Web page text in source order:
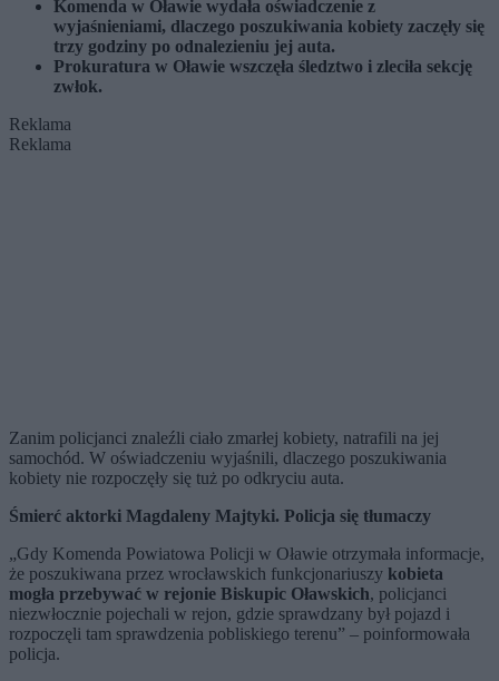
Komenda w Oławie wydała oświadczenie z
wyjaśnieniami, dlaczego poszukiwania kobiety zaczęły się
trzy godziny po odnalezieniu jej auta.
Prokuratura w Oławie wszczęła śledztwo i zleciła sekcję
zwłok.
Reklama
Reklama
Zanim policjanci znaleźli ciało zmarłej kobiety, natrafili na jej
samochód. W oświadczeniu wyjaśnili, dlaczego poszukiwania
kobiety nie rozpoczęły się tuż po odkryciu auta.
Śmierć aktorki Magdaleny Majtyki. Policja się tłumaczy
„Gdy Komenda Powiatowa Policji w Oławie otrzymała informacje,
że poszukiwana przez wrocławskich funkcjonariuszy kobieta
mogła przebywać w rejonie Biskupic Oławskich, policjanci
niezwłocznie pojechali w rejon, gdzie sprawdzany był pojazd i
rozpoczęli tam sprawdzenia pobliskiego terenu” – poinformowała
policja.